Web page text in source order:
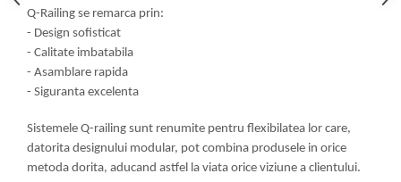
Balamale cabine dus
Conectori cabine dus
Profil U cabine dus
Bara stabilizatoare si conectori
Garnituri cabine dus
Butoni si manere cabine dus
Q-Railing se remarca prin:
- Design sofisticat
- Calitate imbatabila
- Asamblare rapida
- Siguranta excelenta
Sistemele Q-railing sunt renumite pentru flexibilatea lor care,
datorita designului modular, pot combina produsele in orice
metoda dorita, aducand astfel la viata orice viziune a clientului.